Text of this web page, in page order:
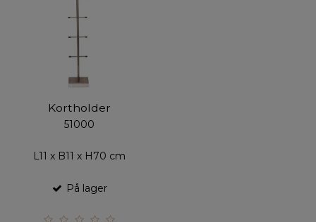
Kortholder
51000
L11 x B11 x H70 cm
På lager